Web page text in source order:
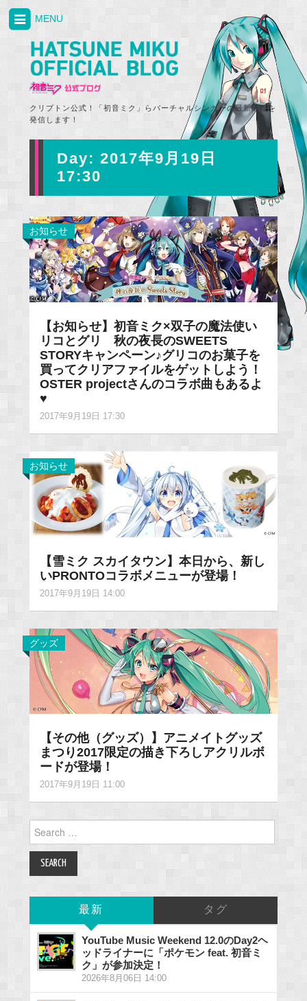
クリプトン公式！「初音ミク」らバーチャルシンガーの最新情報を
発信します！
MENU
Day: 2017年9月19日
17:30
お知らせ
【お知らせ】初音ミク×双子の魔法使い
リコとグリ 秋の夜長のSWEETS
STORYキャンペーン♪グリコのお菓子を
買ってクリアファイルをゲットしよう！
OSTER projectさんのコラボ曲もあるよ
♥
2017年9月19日 17:30
お知らせ
【雪ミク スカイタウン】本日から、新し
いPRONTOコラボメニューが登場！
2017年9月19日 14:00
グッズ
【その他（グッズ）】アニメイトグッズ
まつり2017限定の描き下ろしアクリルボ
ードが登場！
2017年9月19日 11:00
Search
for:
最新 タグ
YouTube Music Weekend 12.0のDay2ヘ
ッドライナーに「ポケモン feat. 初音ミ
ク」が参加決定！
2026年8月06日 14:00